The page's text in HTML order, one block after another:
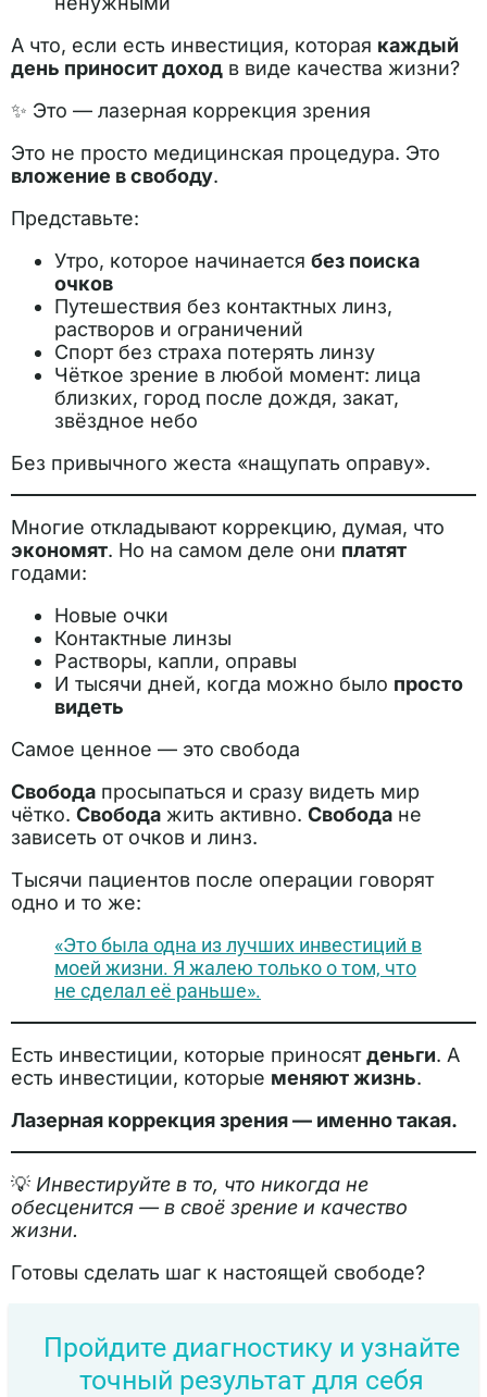
А что, если есть инвестиция, которая каждый
день приносит доход в виде качества жизни?
✨ Это — лазерная коррекция зрения
Это не просто медицинская процедура. Это
вложение в свободу.
Представьте:
Утро, которое начинается без поиска
очков
Путешествия без контактных линз,
растворов и ограничений
Спорт без страха потерять линзу
Чёткое зрение в любой момент: лица
близких, город после дождя, закат,
звёздное небо
Без привычного жеста «нащупать оправу».
Многие откладывают коррекцию, думая, что
экономят. Но на самом деле они платят
годами:
Новые очки
Контактные линзы
Растворы, капли, оправы
И тысячи дней, когда можно было просто
видеть
Самое ценное — это свобода
Свобода просыпаться и сразу видеть мир
чётко. Свобода жить активно. Свобода не
зависеть от очков и линз.
Тысячи пациентов после операции говорят
одно и то же:
«Это была одна из лучших инвестиций в
моей жизни. Я жалею только о том, что
не сделал её раньше».
Есть инвестиции, которые приносятденьги. А
есть инвестиции, которые меняют жизнь.
Лазерная коррекция зрения — именно такая.
💡 Инвестируйте в то, что никогда не
обесценится — в своё зрение и качество
жизни.
Готовы сделать шаг к настоящей свободе?
Пройдите диагностику и узнайте
точный результат для себя